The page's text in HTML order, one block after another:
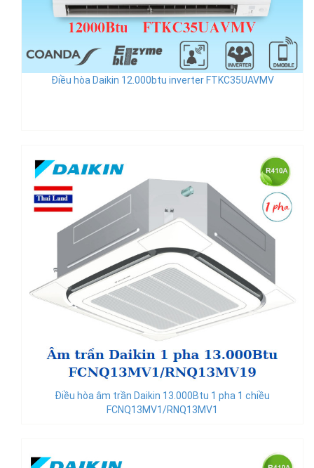
Điều hòa Daikin 12.000btu inverter FTKC35UAVMV
Điều hòa âm trần Daikin 13.000Btu 1 pha 1 chiều
FCNQ13MV1/RNQ13MV1